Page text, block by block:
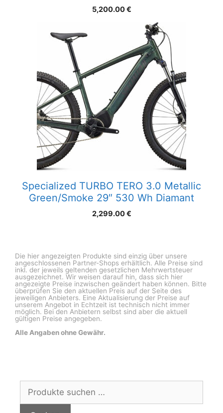
5,200.00€
Specialized TURBO TERO 3.0 Metallic
Green/Smoke 29″ 530 Wh Diamant
2,299.00€
Die hier angezeigten Produkte sind einzig über unsere
angeschlossenen Partner-Shops erhältlich. Alle Preise sind
inkl. der jeweils geltenden gesetzlichen Mehrwertsteuer
ausgezeichnet. Wir weisen darauf hin, dass sich hier
angezeigte Preise inzwischen geändert haben können. Bitte
überprüfen Sie den aktuellen Preis auf der Seite des
jeweiligen Anbieters. Eine Aktualisierung der Preise auf
unserem Angebot in Echtzeit ist technisch nicht immer
möglich. Bei den Anbietern selbst sind aber die aktuell
gültigen Preise angegeben.
Alle Angaben ohne Gewähr.
nach: